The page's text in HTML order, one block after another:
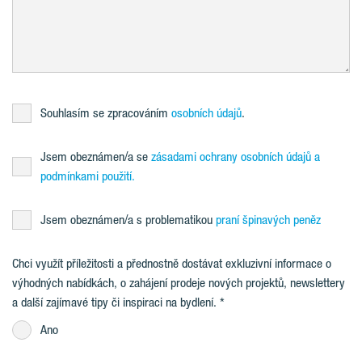
Souhlasím se zpracováním osobních údajů.
Jsem obeznámen/a se zásadami ochrany osobních údajů a
podmínkami použití.
Jsem obeznámen/a s problematikou praní špinavých peněz
Chci využít příležitosti a přednostně dostávat exkluzivní informace o
výhodných nabídkách, o zahájení prodeje nových projektů, newslettery
a další zajímavé tipy či inspiraci na bydlení.
Ano